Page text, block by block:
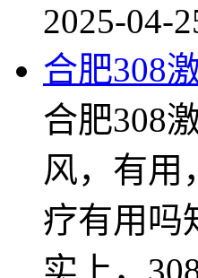
2025-04-
合肥308
合肥308
风，有用
疗有用吗